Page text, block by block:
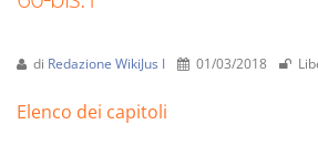
di Redazione WikiJus I 01/03/2018
Elenco dei capitoli